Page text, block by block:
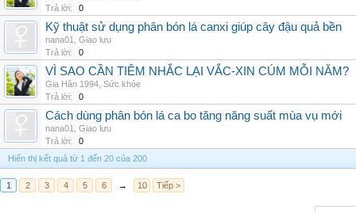
Trả lời:
0
Kỹ thuật sử dụng phân bón lá canxi giúp cây đậu quả bền
nana01
Giao lưu
Trả lời:
0
VÌ SAO CẦN TIÊM NHẮC LẠI VẮC-XIN CÚM MỖI NĂM?
Gia Hân 1994 Sức khỏe
Trả lời:
0
Cách dùng phân bón lá ca bo tăng năng suất mùa vụ mới
nana01
Giao lưu
Trả lời:
0
Hiển thị kết quả từ 1 đến 20 của 200
1 2 3 4 5 6 → 10 Tiếp >